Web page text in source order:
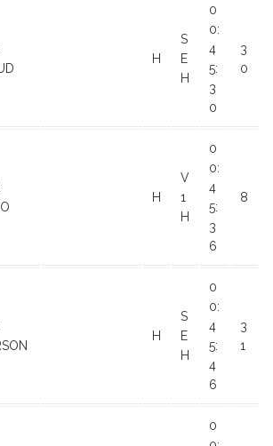
H
S
E
H
0
0:
4
5:
3
0
3
0
H
V
1
H
0
0:
4
5:
3
6
8
H
S
E
H
0
0:
4
5:
4
6
3
1
0